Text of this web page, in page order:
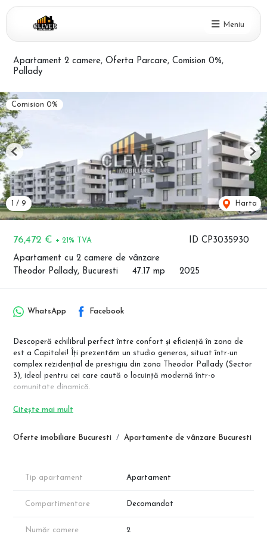
Meniu
Apartament 2 camere, Oferta Parcare, Comision 0%,
Pallady
ID CP3035930
76,472 € + 21% TVA
Apartament cu 2 camere de vânzare
Theodor Pallady, Bucuresti
47.17 mp 2025
Comision 0%
1 / 9 Harta
Previous
Oferte imobiliare Bucuresti Apartamente de vânzare Bucuresti
WhatsApp Facebook
Descoperă echilibrul perfect între confort și eficiență în zona de
est a Capitalei! Îți prezentăm un studio generos, situat într-un
complex rezidențial de prestigiu din zona Theodor Pallady (Sector
3), ideal pentru cei care caută o locuință modernă într-o
comunitate dinamică.
✨ Detalii Tehnice:
Compartimentare Inteligentă:
Baie: 4.60 mp.
Dotări Premium: Încălzire prin pardoseală, centrală termică
proprie, ferestre generoase pentru luminozitate sporită și finisaje
complete la alegere.
Citește mai mult
Tip apartament Apartament
Compartimentare Decomandat
Număr camere 2